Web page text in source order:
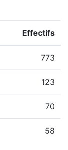
Effectifs
773
123
70
58